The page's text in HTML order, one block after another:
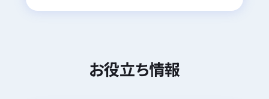
お役立ち情報